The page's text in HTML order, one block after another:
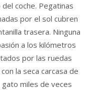
del coche. Pegatinas
por el sol cubren
trasera. Ninguna
a los kilómetros
por las ruedas
la seca carcasa de
gato miles de veces